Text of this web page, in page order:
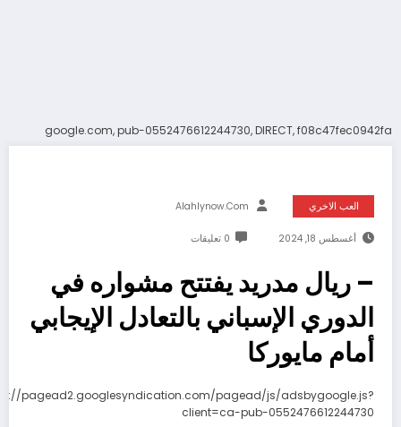
google.com, pub-0552476612244730, DIRECT, f08c47fec0942fa
العب الاخري Alahlynow.com
أغسطس 18, 2024 0 تعليقات
– ريال مدريد يفتتح مشواره في
الدوري الإسباني بالتعادل الإيجابي
أمام مايوركا
pagead2.googlesyndication.com/pagead/js/adsbygoogle.js?
client=ca-pub-0552476612244730